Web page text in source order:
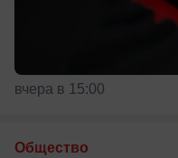
вчера в 15:00
Общество